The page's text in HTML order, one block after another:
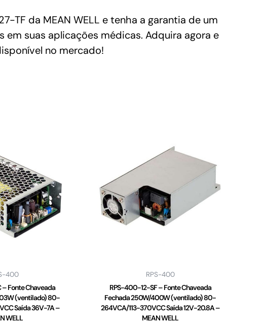
TF da MEAN WELL e tenha a garantia de um
suas aplicações médicas. Adquira agora e
no mercado!
400
Fonte Chaveada
(ventilado) 80-
Saída 36V-7A –
WELL
RPS-400
RPS-400-12-SF – Fonte Chaveada
Fechada 250W/400W (ventilado) 80-
264VCA/113-370VCC Saída 12V-20.8A –
MEAN WELL